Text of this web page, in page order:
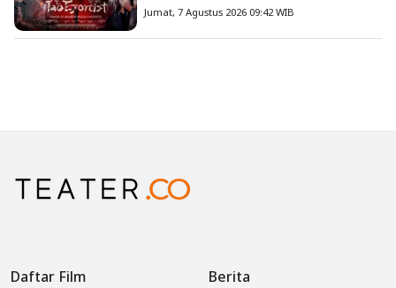
Misteri dan Teror Psikologis
Jumat, 7 Agustus 2026 09:42 WIB
Daftar Film Berita